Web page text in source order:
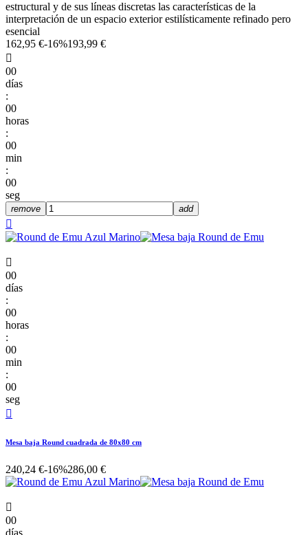
estructural y de sus líneas discretas las características de la
interpretación de un espacio exterior estilísticamente refinado pero
esencial
162,95 €-16%193,99 €

00
días
:
00
horas
:
00
min
:
00
seg
remove add


00
días
:
00
horas
:
00
min
:
00
seg

Mesa baja Round cuadrada de 80x80 cm
240,24 €-16%286,00 €

00